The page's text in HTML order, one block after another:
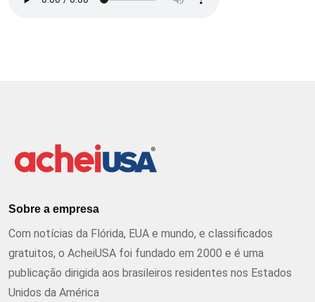
Sobre a empresa
Com notícias da Flórida, EUA e mundo, e classificados
gratuitos, o AcheiUSA foi fundado em 2000 e é uma
publicação dirigida aos brasileiros residentes nos Estados
Unidos da América